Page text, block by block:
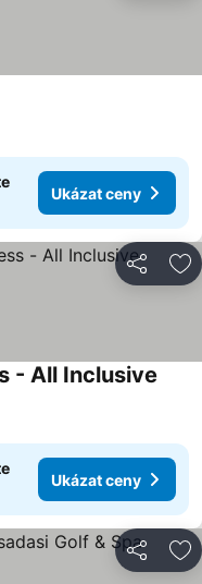
Ukázat ceny
Sdílet
- All Inclusive
Ukázat ceny
Sdílet